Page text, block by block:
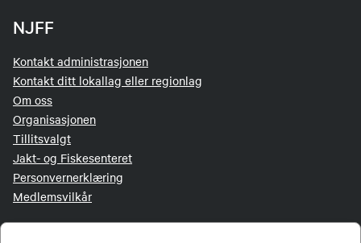
NJFF
Kontakt administrasjonen
Kontakt ditt lokallag eller regionlag
Om oss
Organisasjonen
Tillitsvalgt
Jakt- og Fiskesenteret
Personvernerklæring
Medlemsvilkår